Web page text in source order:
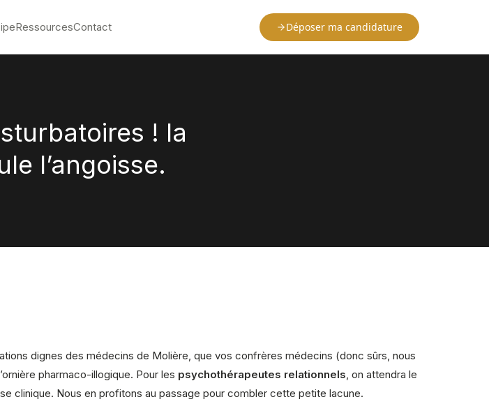
RessourcesContact Déposer ma candidature
! la
l’angoisse.
dignes des médecins de Molière, que vos confrères médecins (donc sûrs, nous
pharmaco-illogique. Pour les psychothérapeutes relationnels, on attendra le
clinique. Nous en profitons au passage pour combler cette petite lacune.